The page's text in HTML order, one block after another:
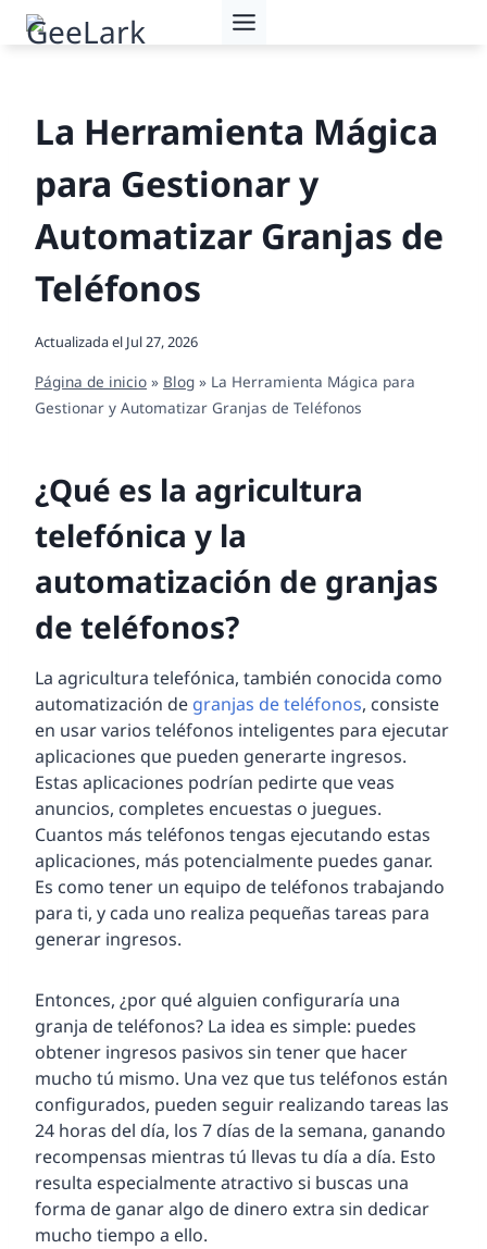
Saltar
La Herramienta Mágica
para Gestionar y
Automatizar Granjas de
Teléfonos
Actualizada el Jul 27, 2026
Página de inicio » Blog » La Herramienta Mágica para
Gestionar y Automatizar Granjas de Teléfonos
¿Qué es la agricultura
telefónica y la
automatización de granjas
de teléfonos?
La agricultura telefónica, también conocida como
automatización de granjas de teléfonos, consiste
en usar varios teléfonos inteligentes para ejecutar
aplicaciones que pueden generarte ingresos.
Estas aplicaciones podrían pedirte que veas
anuncios, completes encuestas o juegues.
Cuantos más teléfonos tengas ejecutando estas
aplicaciones, más potencialmente puedes ganar.
Es como tener un equipo de teléfonos trabajando
para ti, y cada uno realiza pequeñas tareas para
generar ingresos.
Entonces, ¿por qué alguien configuraría una
granja de teléfonos? La idea es simple: puedes
obtener ingresos pasivos sin tener que hacer
mucho tú mismo. Una vez que tus teléfonos están
configurados, pueden seguir realizando tareas las
24 horas del día, los 7 días de la semana, ganando
recompensas mientras tú llevas tu día a día. Esto
resulta especialmente atractivo si buscas una
forma de ganar algo de dinero extra sin dedicar
mucho tiempo a ello.